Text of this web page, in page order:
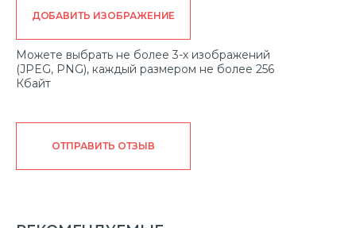
ДОБАВИТЬ ИЗОБРАЖЕНИЕ
Можете выбрать не более 3-х изображений
(JPEG, PNG), каждый размером не более 256
Кбайт
ОТПРАВИТЬ ОТЗЫВ